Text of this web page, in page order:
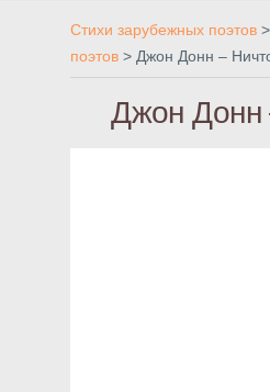
Стихи зарубежных поэтов >
поэтов > Джон Донн –
Джон Донн